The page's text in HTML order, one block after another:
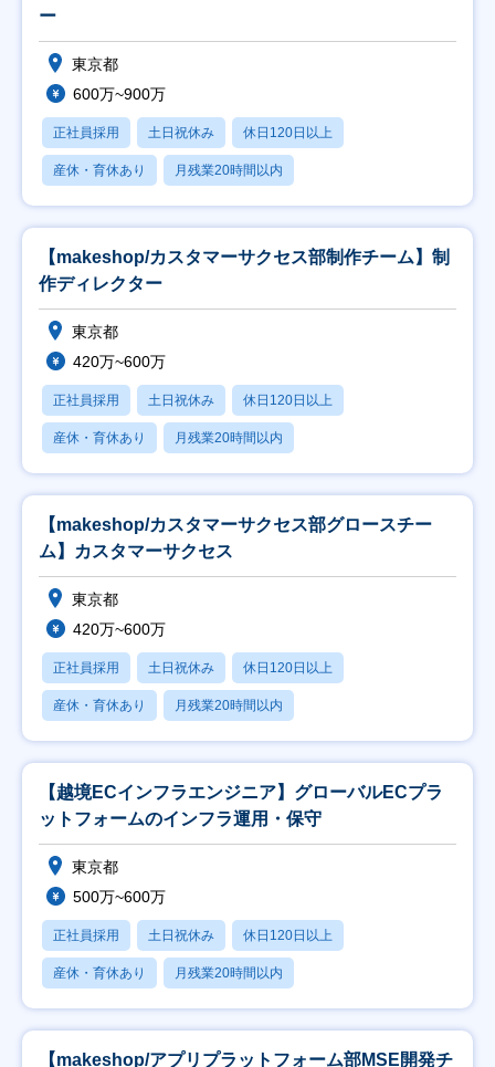
ー
東京都
600万~900万
正社員採用 土日祝休み 休日120日以上
産休・育休あり 月残業20時間以内
【makeshop/カスタマーサクセス部制作チーム】制
作ディレクター
東京都
420万~600万
正社員採用 土日祝休み 休日120日以上
産休・育休あり 月残業20時間以内
【makeshop/カスタマーサクセス部グロースチー
ム】カスタマーサクセス
東京都
420万~600万
正社員採用 土日祝休み 休日120日以上
産休・育休あり 月残業20時間以内
【越境ECインフラエンジニア】グローバルECプラ
ットフォームのインフラ運用・保守
東京都
500万~600万
正社員採用 土日祝休み 休日120日以上
産休・育休あり 月残業20時間以内
【makeshop/アプリプラットフォーム部MSE開発チ